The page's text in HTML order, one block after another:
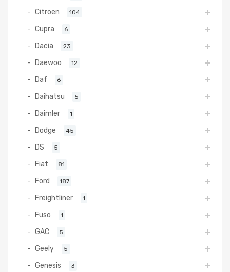
Citroen 104
Cupra 6
Dacia 23
Daewoo 12
Daf 6
Daihatsu 5
Daimler 1
Dodge 45
DS 5
Fiat 81
Ford 187
Freightliner 1
Fuso 1
GAC 5
Geely 5
Genesis 3